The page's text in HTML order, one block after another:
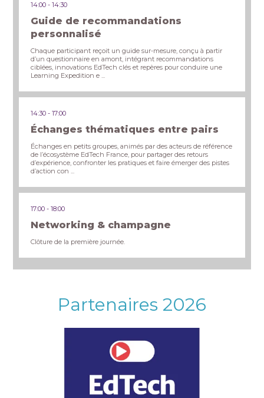
14:00 14:30
Guide de recommandations
personnalisé
Chaque participant reçoit un guide sur-mesure, conçu à partir
d’un questionnaire en amont, intégrant recommandations
ciblées, innovations EdTech clés et repères pour conduire une
Learning Expedition e ...
14:30 17:00
Échanges thématiques entre pairs
Échanges en petits groupes, animés par des acteurs de référence
de l’écosystème EdTech France, pour partager des retours
d’expérience, confronter les pratiques et faire émerger des pistes
d’action con ...
17:00 18:00
Networking & champagne
Clôture de la première journée.
Partenaires 2026